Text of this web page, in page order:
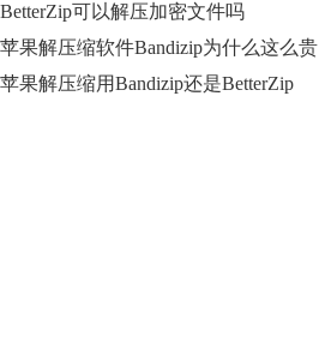
BetterZip可以解压加密文件吗
苹果解压缩软件Bandizip为什么这么贵
苹果解压缩用Bandizip还是BetterZip